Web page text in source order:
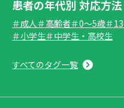
患者の年代別 対応方法
＃成人＃高齢者＃0～5歳＃
＃小学生＃中学生・高校生
すべてのタグ一覧